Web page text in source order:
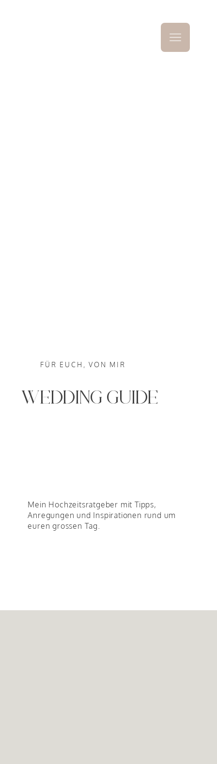
WEDDING GUIDE
FÜR EUCH, VON MIR
Mein Hochzeitsratgeber mit Tipps,
Anregungen und Inspirationen rund um
euren grossen Tag.